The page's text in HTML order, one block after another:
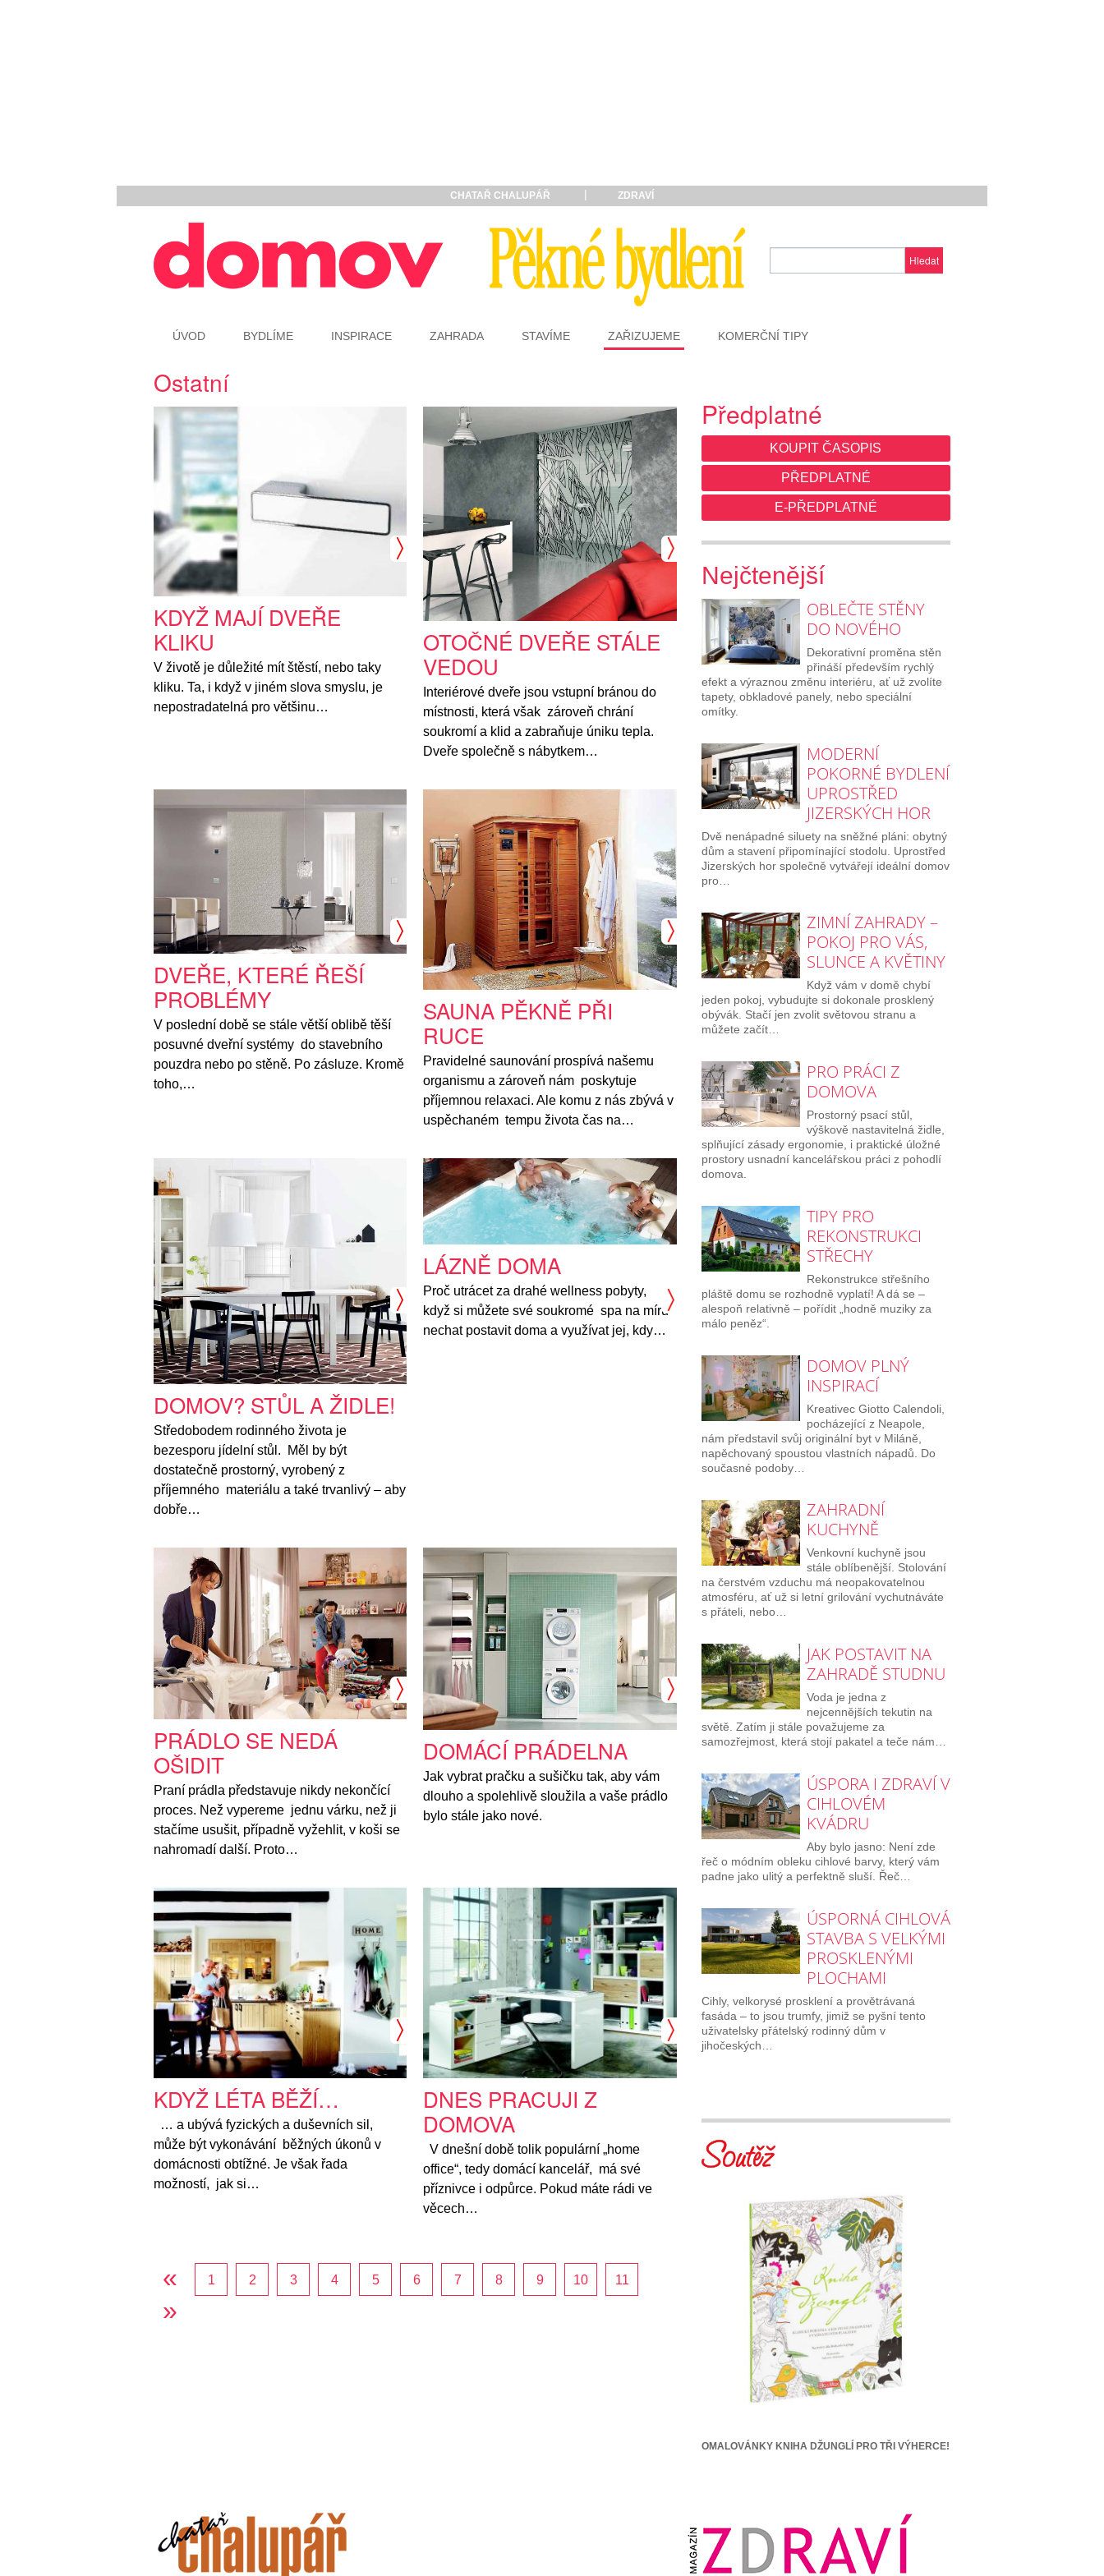
CHATAŘ CHALUPÁŘ ZDRAVÍ
Hledat
ÚVOD BYDLÍME INSPIRACE ZAHRADA STAVÍME ZAŘIZUJEME KOMERČNÍ TIPY
Ostatní
KDYŽ MAJÍ DVEŘE
KLIKU
V životě je důležité mít štěstí, nebo taky
kliku. Ta, i když v jiném slova smyslu, je
nepostradatelná pro většinu…
OTOČNÉ DVEŘE STÁLE
VEDOU
Interiérové dveře jsou vstupní bránou do
místnosti, která však zároveň chrání
soukromí a klid a zabraňuje úniku tepla.
Dveře společně s nábytkem…
DVEŘE, KTERÉ ŘEŠÍ
PROBLÉMY
V poslední době se stále větší oblibě těší
posuvné dveřní systémy do stavebního
pouzdra nebo po stěně. Po zásluze. Kromě
toho,…
SAUNA PĚKNĚ PŘI
RUCE
Pravidelné saunování prospívá našemu
organismu a zároveň nám poskytuje
příjemnou relaxaci. Ale komu z nás zbývá v
uspěchaném tempu života čas na…
DOMOV? STŮL A ŽIDLE!
Středobodem rodinného života je
bezesporu jídelní stůl. Měl by být
dostatečně prostorný, vyrobený z
příjemného materiálu a také trvanlivý – aby
dobře…
LÁZNĚ DOMA
Proč utrácet za drahé wellness pobyty,
když si můžete své soukromé spa na míru
nechat postavit doma a využívat jej, kdy…
PRÁDLO SE NEDÁ
OŠIDIT
Praní prádla představuje nikdy nekončící
proces. Než vypereme jednu várku, než ji
stačíme usušit, případně vyžehlit, v koši se
nahromadí další. Proto…
DOMÁCÍ PRÁDELNA
Jak vybrat pračku a sušičku tak, aby vám
dlouho a spolehlivě sloužila a vaše prádlo
bylo stále jako nové.
KDYŽ LÉTA BĚŽÍ…
… a ubývá fyzických a duševních sil,
může být vykonávání běžných úkonů v
domácnosti obtížné. Je však řada
možností, jak si…
DNES PRACUJI Z
DOMOVA
V dnešní době tolik populární „home
office“, tedy domácí kancelář, má své
příznivce i odpůrce. Pokud máte rádi ve
věcech…
« 1 2 3 4 5 6 7 8 9 10 11
»
Předplatné
KOUPIT ČASOPIS
PŘEDPLATNÉ
E-PŘEDPLATNÉ
Nejčtenější
OBLEČTE STĚNY
DO NOVÉHO
Dekorativní proměna stěn
přináší především rychlý
efekt a výraznou změnu interiéru, ať už zvolíte
tapety, obkladové panely, nebo speciální
omítky.
MODERNÍ
POKORNÉ BYDLENÍ
UPROSTŘED
JIZERSKÝCH HOR
Dvě nenápadné siluety na sněžné pláni: obytný
dům a stavení připomínající stodolu. Uprostřed
Jizerských hor společně vytvářejí ideální domov
pro…
ZIMNÍ ZAHRADY –
POKOJ PRO VÁS,
SLUNCE A KVĚTINY
Když vám v domě chybí
jeden pokoj, vybudujte si dokonale prosklený
obývák. Stačí jen zvolit světovou stranu a
můžete začít…
PRO PRÁCI Z
DOMOVA
Prostorný psací stůl,
výškově nastavitelná židle,
splňující zásady ergonomie, i praktické úložné
prostory usnadní kancelářskou práci z pohodlí
domova.
TIPY PRO
REKONSTRUKCI
STŘECHY
Rekonstrukce střešního
pláště domu se rozhodně vyplatí! A dá se –
alespoň relativně – pořídit „hodně muziky za
málo peněz“.
DOMOV PLNÝ
INSPIRACÍ
Kreativec Giotto Calendoli,
pocházející z Neapole,
nám představil svůj originální byt v Miláně,
napěchovaný spoustou vlastních nápadů. Do
současné podoby…
ZAHRADNÍ
KUCHYNĚ
Venkovní kuchyně jsou
stále oblíbenější. Stolování
na čerstvém vzduchu má neopakovatelnou
atmosféru, ať už si letní grilování vychutnáváte
s přáteli, nebo…
JAK POSTAVIT NA
ZAHRADĚ STUDNU
Voda je jedna z
nejcennějších tekutin na
světě. Zatím ji stále považujeme za
samozřejmost, která stojí pakatel a teče nám…
ÚSPORA I ZDRAVÍ V
CIHLOVÉM
KVÁDRU
Aby bylo jasno: Není zde
řeč o módním obleku cihlové barvy, který vám
padne jako ulitý a perfektně sluší. Řeč…
ÚSPORNÁ CIHLOVÁ
STAVBA S VELKÝMI
PROSKLENÝMI
PLOCHAMI
Cihly, velkorysé prosklení a provětrávaná
fasáda – to jsou trumfy, jimiž se pyšní tento
uživatelsky přátelský rodinný dům v
jihočeských…
OMALOVÁNKY KNIHA DŽUNGLÍ PRO TŘI VÝHERCE!